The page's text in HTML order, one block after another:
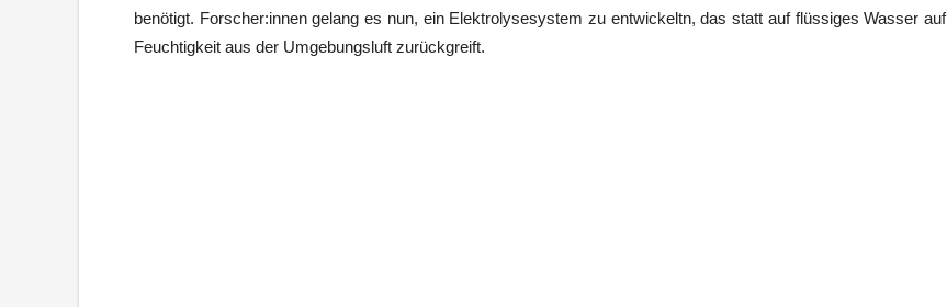
benötigt. Forscher:innen gelang es nun, ein Elektrolysesystem zu entwickeltn, das statt auf flüssiges Wasser auf
Feuchtigkeit aus der Umgebungsluft zurückgreift.